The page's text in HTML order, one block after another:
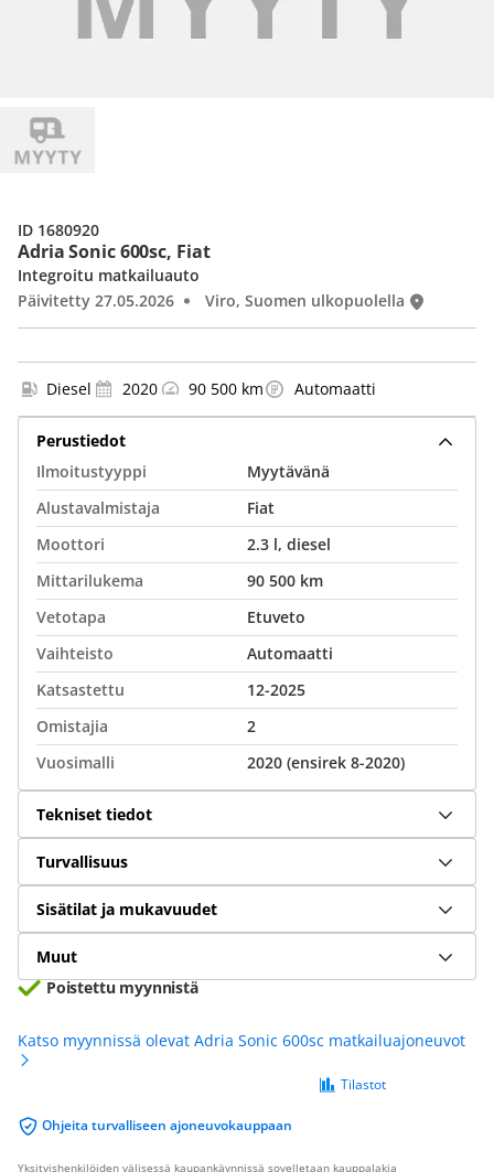
Adria Sonic 600sc, Fiat
Integroitu matkailuauto
Päivitetty 27.05.2026
Viro, Suomen ulkopuolella
ID 1680920
Diesel 2020 90 500 km Automaatti
Perustiedot
Ilmoitustyyppi
Myytävänä
Alustavalmistaja
Fiat
Moottori
2.3 l, diesel
Mittarilukema
90 500 km
Vetotapa
Etuveto
Vaihteisto
Automaatti
Katsastettu
12-2025
Omistajia
2
Vuosimalli
2020 (ensirek 8-2020)
Tekniset tiedot
Turvallisuus
Sisätilat ja mukavuudet
Muut
Poistettu myynnistä
Katso myynnissä olevat Adria Sonic 600sc matkailuajoneuvot
Ohjeita turvalliseen ajoneuvokauppaan
Tilastot
Yksityishenkilöiden välisessä kaupankäynnissä sovelletaan kauppalakia